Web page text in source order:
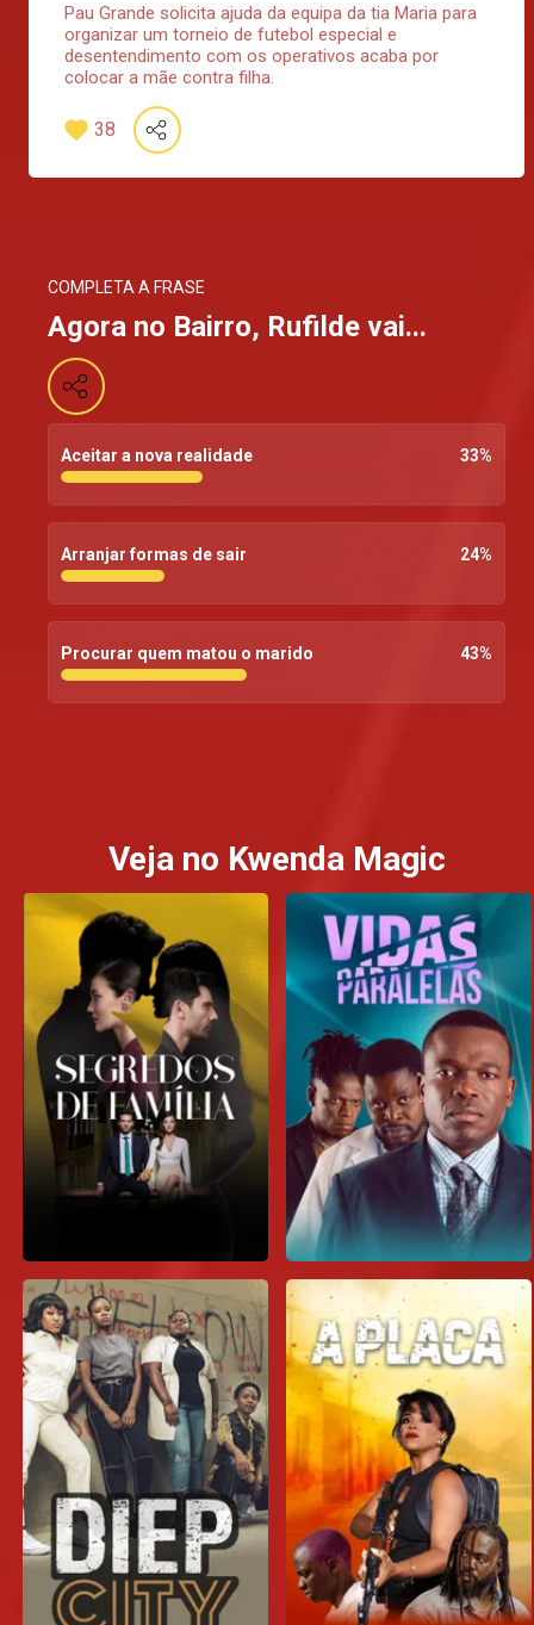
Pau Grande solicita ajuda da equipa da tia Maria para
organizar um torneio de futebol especial e
desentendimento com os operativos acaba por
colocar a mãe contra filha.
38
COMPLETA A FRASE
Agora no Bairro, Rufilde vai...
Aceitar a nova realidade 33%
Arranjar formas de sair 24%
Procurar quem matou o marido 43%
Veja no Kwenda Magic